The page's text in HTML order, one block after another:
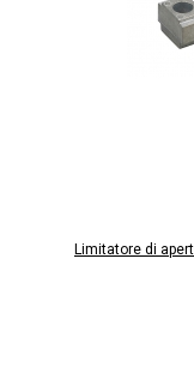
Limitatore di